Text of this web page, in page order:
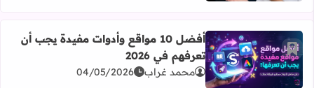
أضف إلى العلامات المرجعية
اقرأ المزيد عن أفضل 10 مواقع وأدوات مفيدة يجب أن تعرفهم في 2026
أفضل 10 مواقع وأدوات مفيدة يجب أن
تعرفهم في 2026
محمد غراب 04/05/2026